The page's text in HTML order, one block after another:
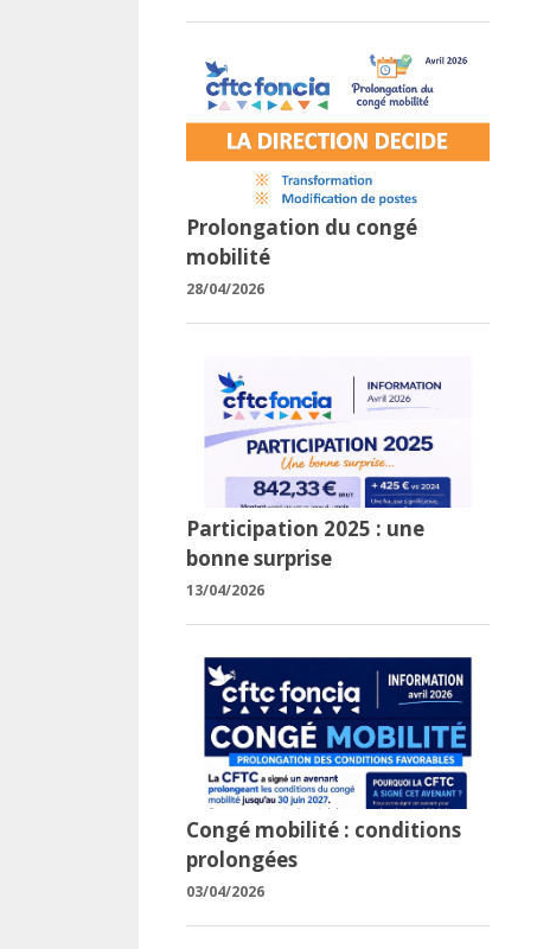
Prolongation du congé
mobilité
28/04/2026
Participation 2025 : une
bonne surprise
13/04/2026
Congé mobilité : conditions
prolongées
03/04/2026